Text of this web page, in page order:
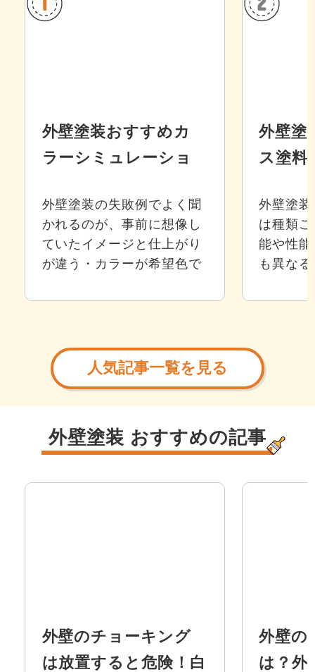
外壁塗装おすすめカ
ラーシミュレーショ
外壁塗装の失敗例でよく聞
かれるのが、事前に想像し
ていたイメージと仕上がり
が違う・カラーが希望色で
す。 そこでおすすめなの
利用できるものがほとんど
で...
外壁塗
ス塗料
徴、費
外壁塗
は種類
能や性
も異な
するの
思う方
が、...
人気記事一覧を見る
外壁塗装 おすすめの記事
外壁のチョーキング
は放置すると危険！白
外壁の
は？外